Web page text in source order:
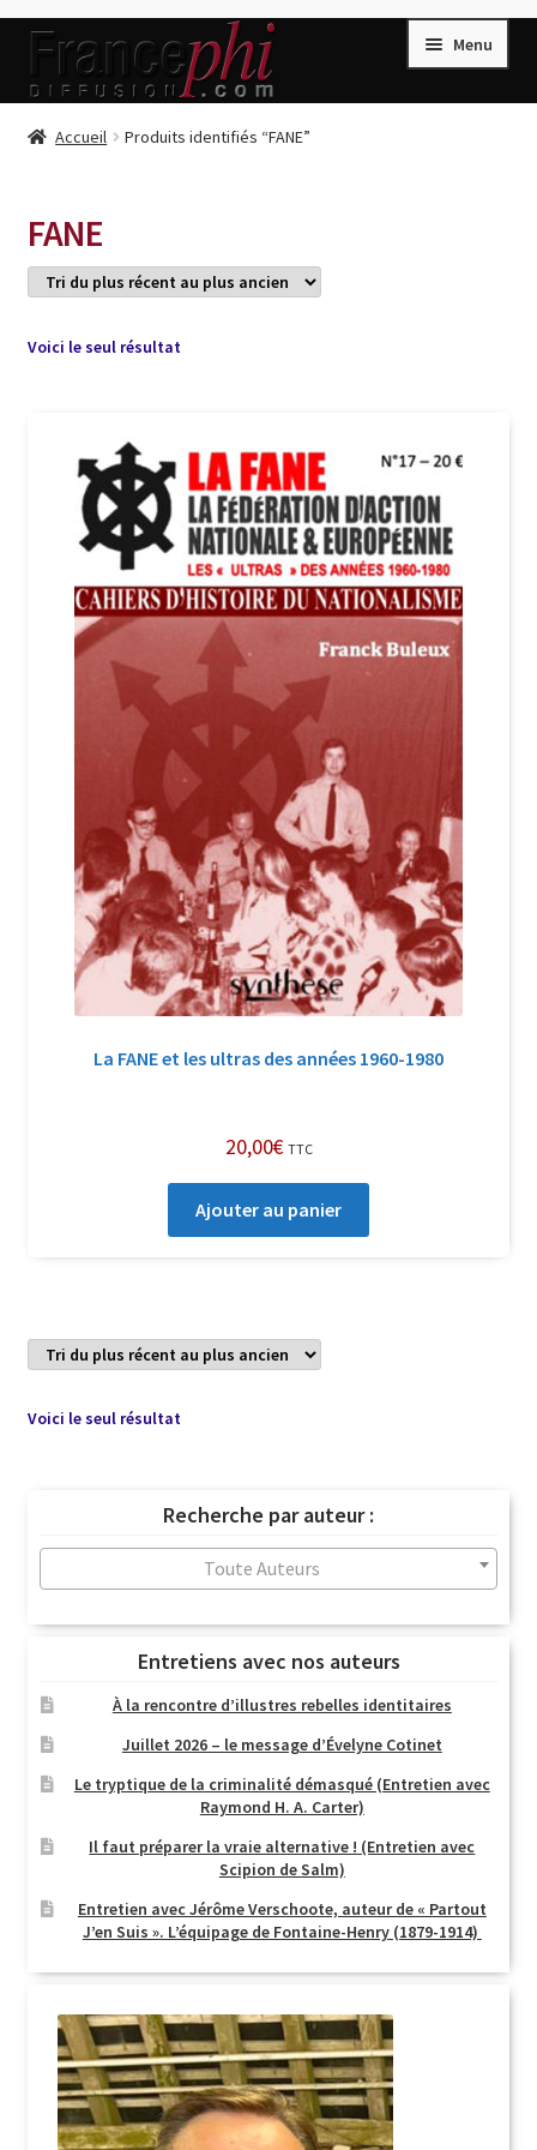
Aller
la
Aller
contenu
Menu
Accueil
Conditions de Vente
Connection
Livres de Peter Randa
Livres de Philippe Randa
Login Customizer
Newsletter
Nous Contacter
Politique de confidentialité et cookies
Qui sommes-nous ?
Soutien à Philippe Randa
Suivi de la Commande
Accueil Produits identifiés “FANE”
FANE
Voici le seul résultat
La FANE et les ultras des années 1960-1980
20,00€ TTC
Ajouter au panier
Voici le seul résultat
Recherche par auteur :
Toute Auteurs
Entretiens avec nos auteurs
À la rencontre d’illustres rebelles identitaires
Juillet 2026 – le message d’Évelyne Cotinet
Le tryptique de la criminalité démasqué (Entretien avec
Raymond H. A. Carter)
Il faut préparer la vraie alternative ! (Entretien avec
Scipion de Salm)
Entretien avec Jérôme Verschoote, auteur de « Partout
J’en Suis ». L’équipage de Fontaine-Henry (1879-1914)